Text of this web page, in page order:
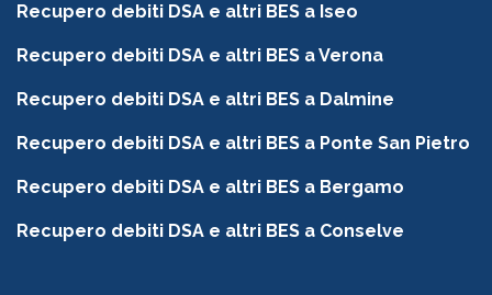
Recupero debiti DSA e altri BES a Iseo
Recupero debiti DSA e altri BES a Verona
Recupero debiti DSA e altri BES a Dalmine
Recupero debiti DSA e altri BES a Ponte San Pietro
Recupero debiti DSA e altri BES a Bergamo
Recupero debiti DSA e altri BES a Conselve